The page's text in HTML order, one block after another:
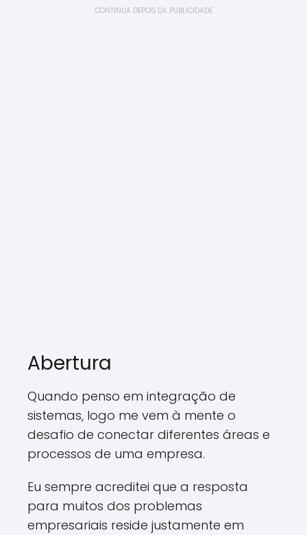
CONTINUA DEPOIS DA PUBLICIDADE
Abertura
Quando penso em integração de
sistemas, logo me vem à mente o
desafio de conectar diferentes áreas e
processos de uma empresa.
Eu sempre acreditei que a resposta
para muitos dos problemas
empresariais reside justamente em